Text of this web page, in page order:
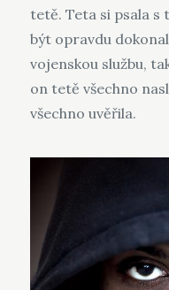
tetě. Teta si psala s
být opravdu
vojenskou službu,
on tetě všechno
všechno uvěřila.